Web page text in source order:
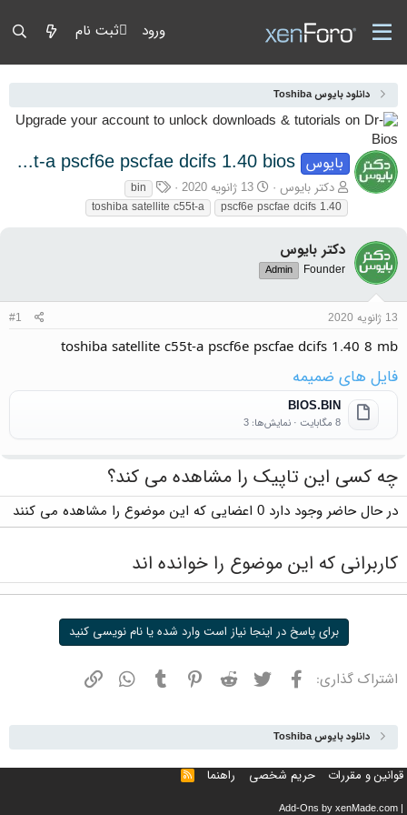
ورود ثبت نام
دانلود بایوس Toshiba
بایوس toshiba satellite c55t-a pscf6e pscfae dcifs 1.40 bios
آغازگر گفتمان
دکتر بایوس تاریخ شروع
13 ژانویه 2020 برچسب‌ها
bin
pscf6e pscfae dcifs 1.40
toshiba satellite c55t-a
دکتر بایوس
Founder
Admin
13 ژانویه 2020 #1
toshiba satellite c55t-a pscf6e pscfae dcifs 1.40 8 mb
فایل های ضمیمه
BIOS.BIN
8 مگابایت · نمایش‌ها: 3
چه کسی این تاپیک را مشاهده می کند؟
در حال حاضر وجود دارد 0 اعضایی که این موضوع را مشاهده می کنند
کاربرانی که این موضوع را خوانده اند
برای پاسخ در اینجا نیاز است وارد شده یا نام نویسی کنید
اشتراک گذاری: فیسبوک توییتر ردیت پینترستتامبلر واتسپ
دانلود بایوس Toshiba
قوانین و مقررات حریم شخصی راهنما خوراک
|
Add-Ons by xenMade.com